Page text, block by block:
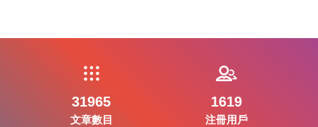
31965
文章數目
1619
注冊用戶